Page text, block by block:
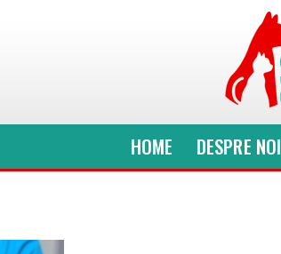
HOME DESPRE NOI